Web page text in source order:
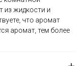
из жидкости и
что аромат
аромат, тем более